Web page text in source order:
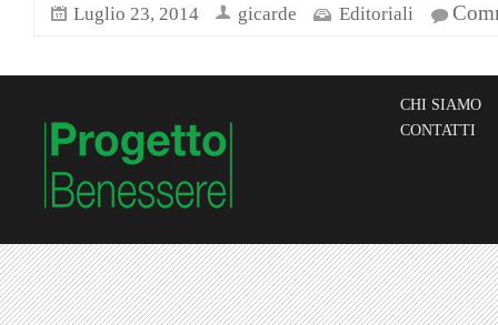
Luglio 23, 2014 gicarde Editoriali
CHI SIAMO
CONTATTI